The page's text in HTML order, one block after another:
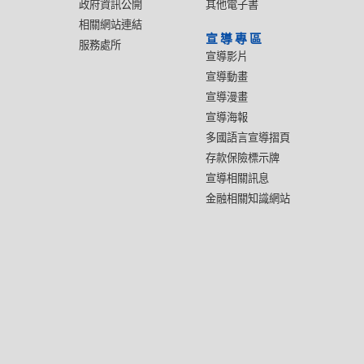
政府資訊公開
相關網站連結
服務處所
其他電子書
宣導專區
宣導影片
宣導動畫
宣導漫畫
宣導海報
多國語言宣導摺頁
存款保險標示牌
宣導相關訊息
金融相關知識網站